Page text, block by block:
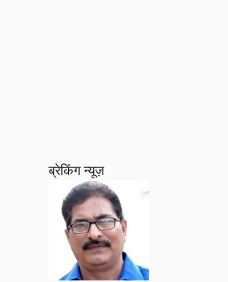
ब्रेकिंग न्यूज़